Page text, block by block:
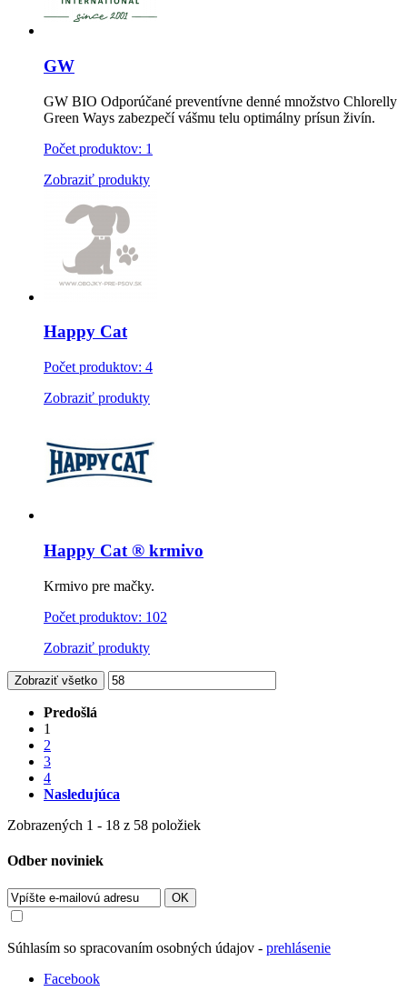
GW
GW BIO Odporúčané preventívne denné množstvo Chlorelly
Green Ways zabezpečí vášmu telu optimálny prísun živín.
Počet produktov: 1
Zobraziť produkty
Happy Cat
Počet produktov: 4
Zobraziť produkty
Happy Cat ® krmivo
Krmivo pre mačky.
Počet produktov: 102
Zobraziť produkty
Zobraziť všetko
Predošlá
1
2
3
4
Nasledujúca
Zobrazených 1 - 18 z 58 položiek
Odber noviniek
OK
Súhlasím so spracovaním osobných údajov - prehlásenie
Facebook